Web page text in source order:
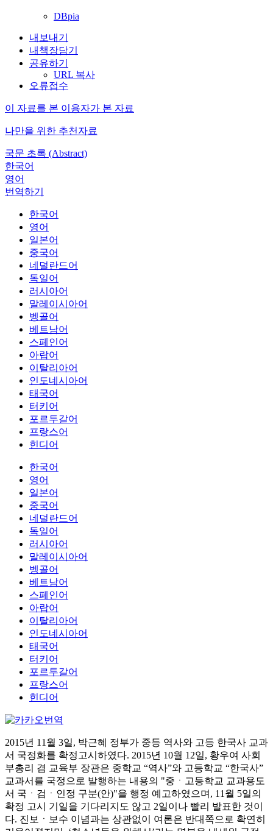
DBpia
내보내기
내책장담기
공유하기
URL 복사
오류접수
이 자료를 본 이용자가 본 자료
나만을 위한 추천자료
국문 초록 (Abstract)
한국어
영어
번역하기
한국어
영어
일본어
중국어
네덜란드어
독일어
러시아어
말레이시아어
벵골어
베트남어
스페인어
아랍어
이탈리아어
인도네시아어
태국어
터키어
포르투갈어
프랑스어
힌디어
한국어
영어
일본어
중국어
네덜란드어
독일어
러시아어
말레이시아어
벵골어
베트남어
스페인어
아랍어
이탈리아어
인도네시아어
태국어
터키어
포르투갈어
프랑스어
힌디어
2015년 11월 3일, 박근혜 정부가 중등 역사와 고등 한국사 교과
서 국정화를 확정고시하였다. 2015년 10월 12일, 황우여 사회
부총리 겸 교육부 장관은 중학교 “역사”와 고등학교 “한국사”
교과서를 국정으로 발행하는 내용의 "중ㆍ고등학교 교과용도
서 국ㆍ검ㆍ인정 구분(안)"을 행정 예고하였으며, 11월 5일의
확정 고시 기일을 기다리지도 않고 2일이나 빨리 발표한 것이
다. 진보ㆍ보수 이념과는 상관없이 여론은 반대쪽으로 확연히